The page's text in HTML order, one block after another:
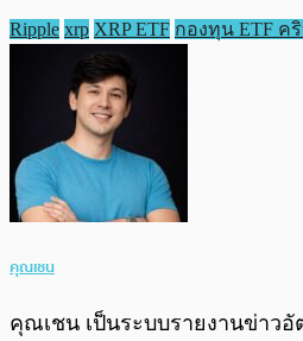
Ripple xrp XRP ETF กองทุน ETF ค
คุณเชน
คุณเชน เป็นระบบรายงานข่าวอั